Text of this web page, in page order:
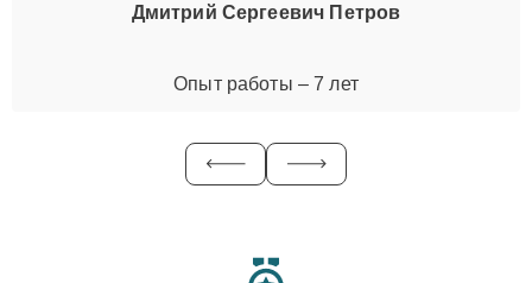
Дмитрий Сергеевич Петров
Опыт работы – 7 лет